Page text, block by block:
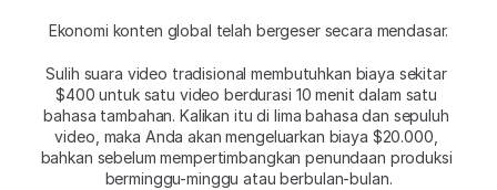
Ekonomi konten global telah bergeser secara mendasar.
Sulih suara video tradisional membutuhkan biaya sekitar
$400 untuk satu video berdurasi 10 menit dalam satu
bahasa tambahan. Kalikan itu di lima bahasa dan sepuluh
video, maka Anda akan mengeluarkan biaya $20.000,
bahkan sebelum mempertimbangkan penundaan produksi
berminggu-minggu atau berbulan-bulan.